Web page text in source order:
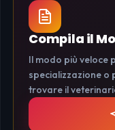
Compila il
Il modo più veloce
specializzazione o
trovare il